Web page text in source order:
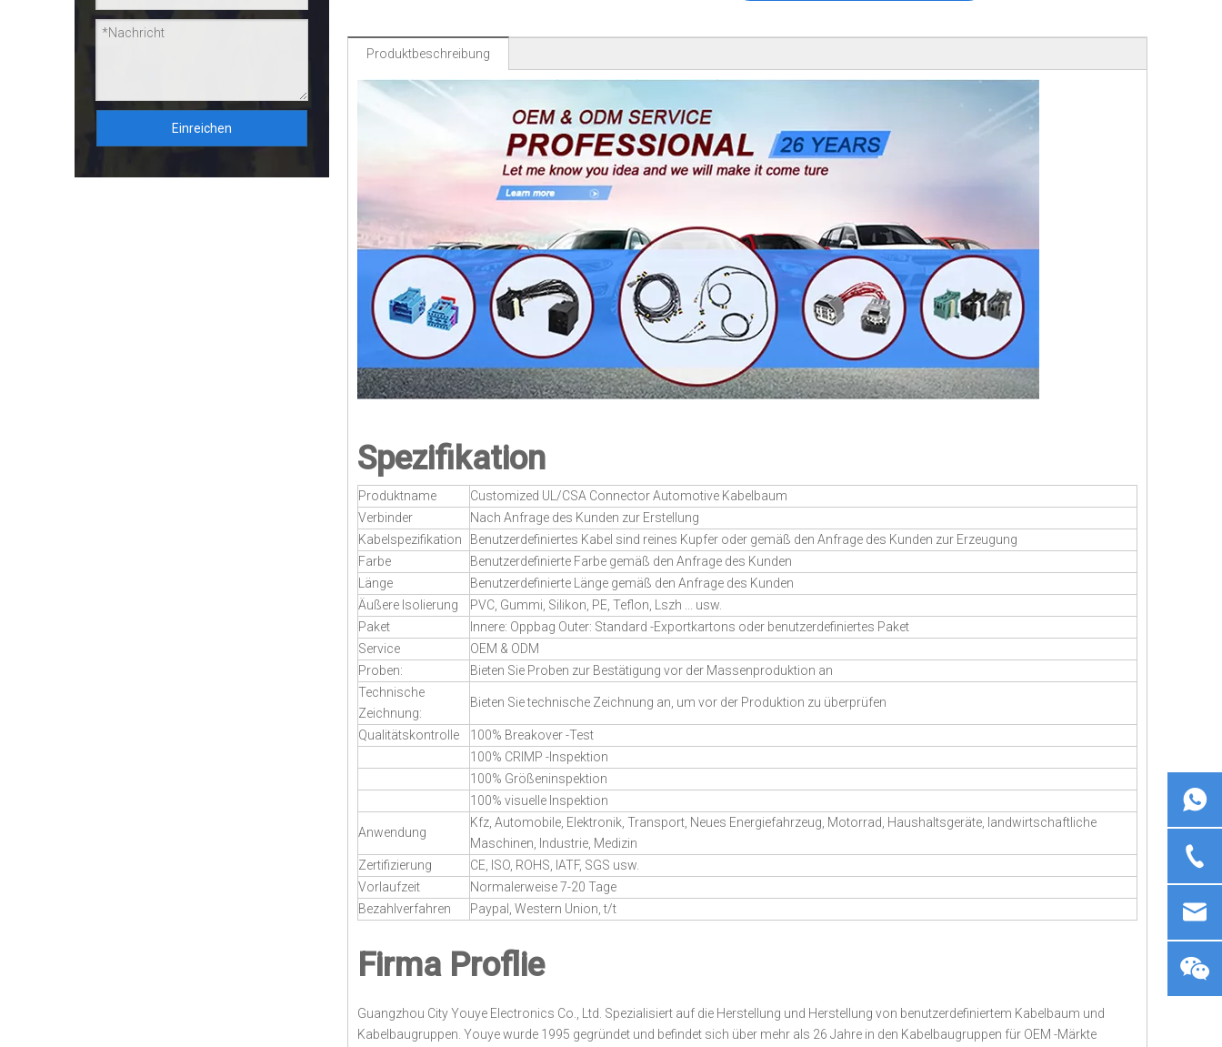
Einreichen
Produktbeschreibung
Spezifikation
Produktname
Customized UL/CSA Connector Automotive Kabelbaum
Verbinder
Nach Anfrage des Kunden zur Erstellung
Kabelspezifikation
Benutzerdefiniertes Kabel sind reines Kupfer oder gemäß den Anfrage des Kunden zur Erzeugung
Farbe
Benutzerdefinierte Farbe gemäß den Anfrage des Kunden
Länge
Benutzerdefinierte Länge gemäß den Anfrage des Kunden
Äußere Isolierung
PVC, Gummi, Silikon, PE, Teflon, Lszh ... usw.
Paket
Innere: Oppbag Outer: Standard -Exportkartons oder benutzerdefiniertes Paket
Service
OEM & ODM
Proben:
Bieten Sie Proben zur Bestätigung vor der Massenproduktion an
Technische
Zeichnung:
Bieten Sie technische Zeichnung an, um vor der Produktion zu überprüfen
Qualitätskontrolle
100% Breakover -Test
100% CRIMP -Inspektion
100% Größeninspektion
100% visuelle Inspektion
Anwendung
Kfz, Automobile, Elektronik, Transport, Neues Energiefahrzeug, Motorrad, Haushaltsgeräte, landwirtschaftliche
Maschinen, Industrie, Medizin
Zertifizierung
CE, ISO, ROHS, IATF, SGS usw.
Vorlaufzeit
Normalerweise 7-20 Tage
Bezahlverfahren
Paypal, Western Union, t/t
Firma Proflie
Guangzhou City Youye Electronics Co., Ltd. Spezialisiert auf die Herstellung und Herstellung von benutzerdefiniertem Kabelbaum und
Kabelbaugruppen. Youye wurde 1995 gegründet und befindet sich über mehr als 26 Jahre in den Kabelbaugruppen für OEM -Märkte